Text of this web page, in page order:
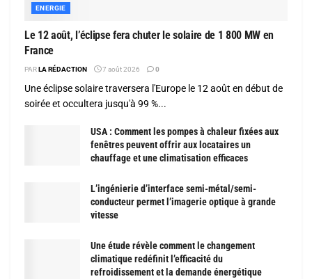
ENERGIE
Le 12 août, l’éclipse fera chuter le solaire de 1 800 MW en
France
PAR LA RÉDACTION 7 août 2026 0
Une éclipse solaire traversera l'Europe le 12 août en début de
soirée et occultera jusqu'à 99 %...
USA : Comment les pompes à chaleur fixées aux
fenêtres peuvent offrir aux locataires un
chauffage et une climatisation efficaces
L’ingénierie d’interface semi-métal/semi-
conducteur permet l’imagerie optique à grande
vitesse
Une étude révèle comment le changement
climatique redéfinit l’efficacité du
refroidissement et la demande énergétique